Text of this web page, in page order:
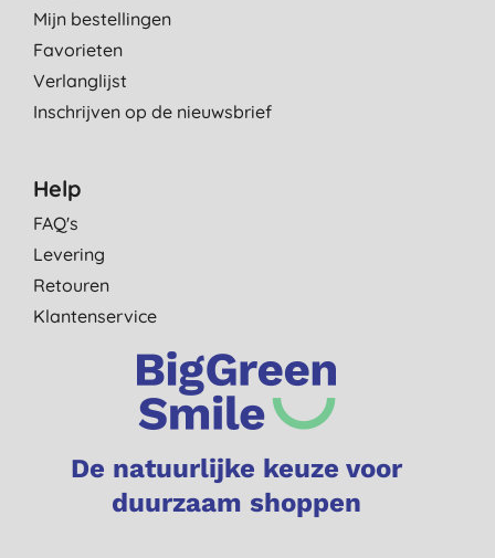
Mijn bestellingen
Favorieten
Verlanglijst
Inschrijven op de nieuwsbrief
Help
FAQ's
Levering
Retouren
Klantenservice
De natuurlijke keuze voor
duurzaam shoppen